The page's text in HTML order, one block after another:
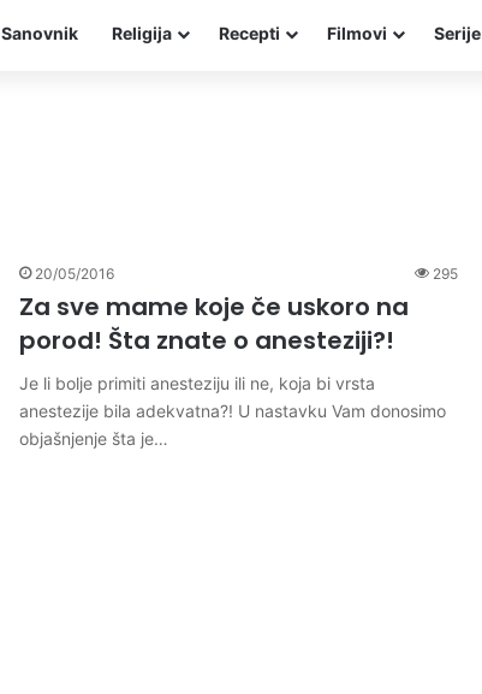
Sanovnik Religija Recepti Filmovi Serije
20/05/2016 295
Za sve mame koje če uskoro na
porod! Šta znate o anesteziji?!
Je li bolje primiti anesteziju ili ne, koja bi vrsta
anestezije bila adekvatna?! U nastavku Vam donosimo
objašnjenje šta je…